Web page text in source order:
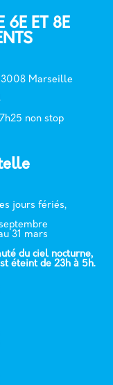
6E ET 8E
Marseille
non stop
jours fériés,
31 mars
du ciel nocturne,
éteint de 23h à 5h.